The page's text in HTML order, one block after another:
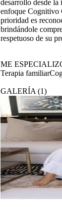
desarrollo desde la
enfoque Cognitivo
prioridad es
brindándole
respetuoso de su
ME
Terapia familiar
GALERÍA (1)